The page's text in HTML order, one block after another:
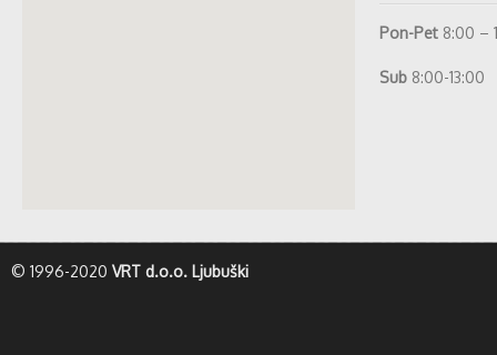
Pon-Pet 8:00 –
Sub 8:00-13:00
© 1996-2020 VRT d.o.o. Ljubuški